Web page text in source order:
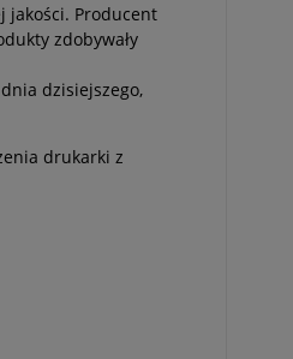
jakości. Producent
zdobywały
dzisiejszego,
drukarki z